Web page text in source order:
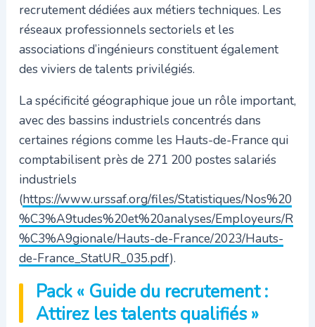
recrutement dédiées aux métiers techniques. Les
réseaux professionnels sectoriels et les
associations d’ingénieurs constituent également
des viviers de talents privilégiés.
La spécificité géographique joue un rôle important,
avec des bassins industriels concentrés dans
certaines régions comme les Hauts-de-France qui
comptabilisent près de 271 200 postes salariés
industriels
(https://www.urssaf.org/files/Statistiques/Nos%20
%C3%A9tudes%20et%20analyses/Employeurs/R
%C3%A9gionale/Hauts-de-France/2023/Hauts-
de-France_StatUR_035.pdf).
Pack « Guide du recrutement :
Attirez les talents qualifiés »